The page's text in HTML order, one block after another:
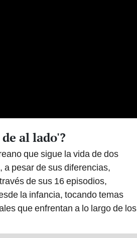
al lado'?
que sigue la vida de dos
pesar de sus diferencias,
de sus 16 episodios,
la infancia, tocando temas
que enfrentan a lo largo de los